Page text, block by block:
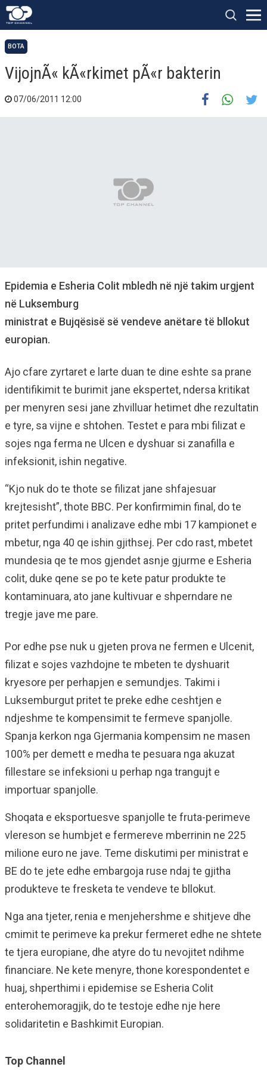
BOTA
VijojnÃ« kÃ«rkimet pÃ«r bakterin
07/06/2011 12:00
Epidemia e Esheria Colit mbledh në një takim urgjent
në Luksemburg
ministrat e Bujqësisë së vendeve anëtare të bllokut
europian.
Ajo cfare zyrtaret e larte duan te dine eshte sa prane
identifikimit te burimit jane ekspertet, ndersa kritikat
per menyren sesi jane zhvilluar hetimet dhe rezultatin
e tyre, sa vijne e shtohen. Testet e para mbi filizat e
sojes nga ferma ne Ulcen e dyshuar si zanafilla e
infeksionit, ishin negative.
“Kjo nuk do te thote se filizat jane shfajesuar
krejtesisht”, thote BBC. Per konfirmimin final, do te
pritet perfundimi i analizave edhe mbi 17 kampionet e
mbetur, nga 40 qe ishin gjithsej. Per cdo rast, mbetet
mundesia qe te mos gjendet asnje gjurme e Esheria
colit, duke qene se po te kete patur produkte te
kontaminuara, ato jane kultivuar e shperndare ne
tregje jave me pare.
Por edhe pse nuk u gjeten prova ne fermen e Ulcenit,
filizat e sojes vazhdojne te mbeten te dyshuarit
kryesore per perhapjen e semundjes. Takimi i
Luksemburgut pritet te preke edhe ceshtjen e
ndjeshme te kompensimit te fermeve spanjolle.
Spanja kerkon nga Gjermania kompensim ne masen
100% per demett e medha te pesuara nga akuzat
fillestare se infeksioni u perhap nga trangujt e
importuar spanjolle.
Shoqata e eksportuesve spanjolle te fruta-perimeve
vlereson se humbjet e fermereve mberrinin ne 225
milione euro ne jave. Teme diskutimi per ministrat e
BE do te jete edhe embargoja ruse ndaj te gjitha
produkteve te fresketa te vendeve te bllokut.
Nga ana tjeter, renia e menjehershme e shitjeve dhe
cmimit te perimeve ka prekur fermeret edhe ne shtete
te tjera europiane, dhe atyre do tu nevojitet ndihme
financiare. Ne kete menyre, thone korespondentet e
huaj, shperthimi i epidemise se Esheria Colit
enterohemoragjik, do te testoje edhe nje here
solidaritetin e Bashkimit Europian.
Top Channel